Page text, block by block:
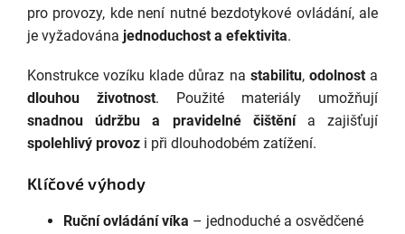
pro provozy, kde není nutné bezdotykové ovládání, ale
je vyžadována jednoduchost a efektivita.
Konstrukce vozíku klade důraz na stabilitu, odolnosta
dlouhou životnost. Použité materiály umožňují
snadnou údržbu a pravidelné čištěnía zajišťují
spolehlivý provoz i při dlouhodobém zatížení.
Klíčové výhody
Ruční ovládání víka – jednoduché a osvědčené